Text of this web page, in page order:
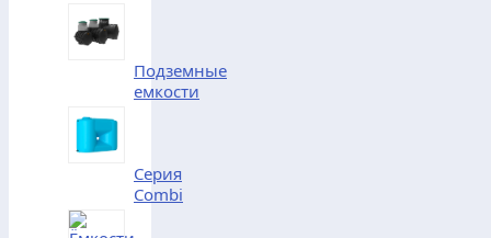
Подземные
емкости
Серия
Combi